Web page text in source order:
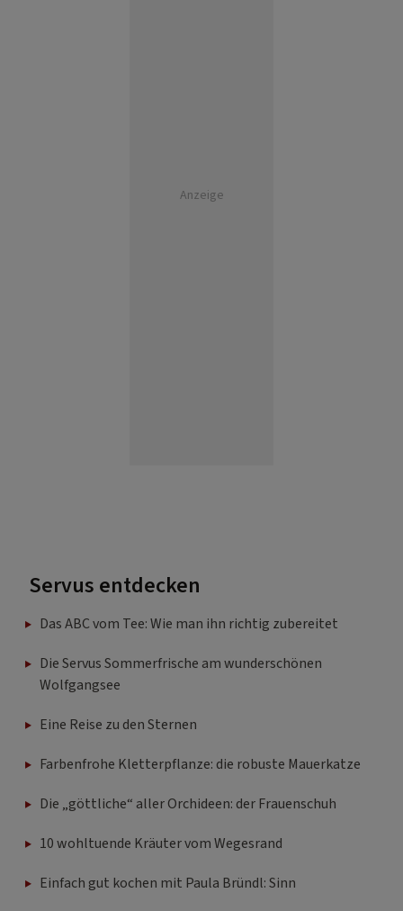
Anzeige
Servus entdecken
Das ABC vom Tee: Wie man ihn richtig zubereitet
Die Servus Sommerfrische am wunderschönen
Wolfgangsee
Eine Reise zu den Sternen
Farbenfrohe Kletterpflanze: die robuste Mauerkatze
Die „göttliche“ aller Orchideen: der Frauenschuh
10 wohltuende Kräuter vom Wegesrand
Einfach gut kochen mit Paula Bründl: Sinn